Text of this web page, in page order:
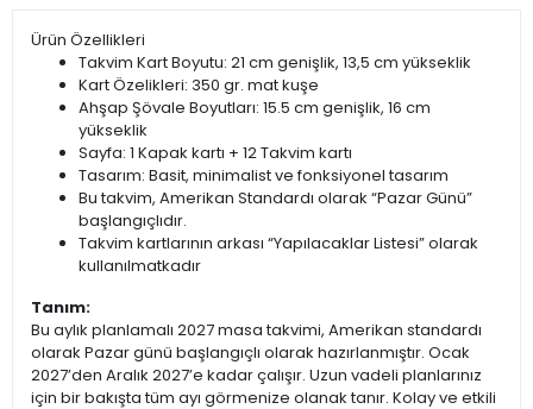
Ürün Özellikleri
Takvim Kart Boyutu: 21 cm genişlik, 13,5 cm yükseklik
Kart Özelikleri: 350 gr. mat kuşe
Ahşap Şövale Boyutları: 15.5 cm genişlik, 16 cm
yükseklik
Sayfa: 1 Kapak kartı + 12 Takvim kartı
Tasarım: Basit, minimalist ve fonksiyonel tasarım
Bu takvim, Amerikan Standardı olarak “Pazar Günü”
başlangıçlıdır.
Takvim kartlarının arkası “Yapılacaklar Listesi” olarak
kullanılmatkadır
Tanım:
Bu aylık planlamalı 2027 masa takvimi, Amerikan standardı
olarak Pazar günü başlangıçlı olarak hazırlanmıştır. Ocak
2027’den Aralık 2027’e kadar çalışır. Uzun vadeli planlarınız
için bir bakışta tüm ayı görmenize olanak tanır. Kolay ve etkili